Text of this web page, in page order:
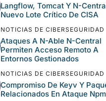
Langflow, Tomcat Y N-
Nuevo Lote Crítico De CISA
NOTICIAS DE CIBERSEGURIDAD
Ataques A N-Able N-Central
Permiten Acceso Remoto A
Entornos Gestionados
NOTICIAS DE CIBERSEGURIDAD
Compromiso De Keyv Y
Relacionados En Ataque